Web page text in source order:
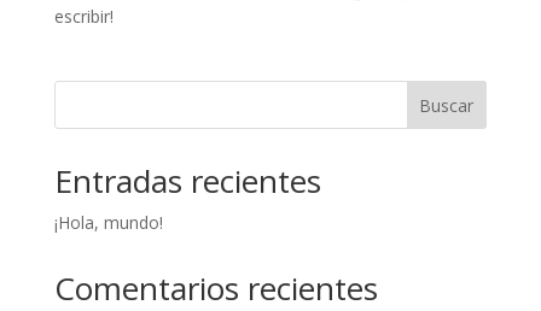
escribir!
Buscar
Entradas recientes
¡Hola, mundo!
Comentarios recientes